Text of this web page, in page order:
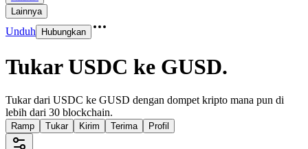
Lainnya
Unduh Hubungkan
Tukar USDC ke GUSD.
Tukar dari USDC ke GUSD dengan dompet kripto mana pun di
lebih dari 30 blockchain.
Ramp Tukar Kirim Terima Profil